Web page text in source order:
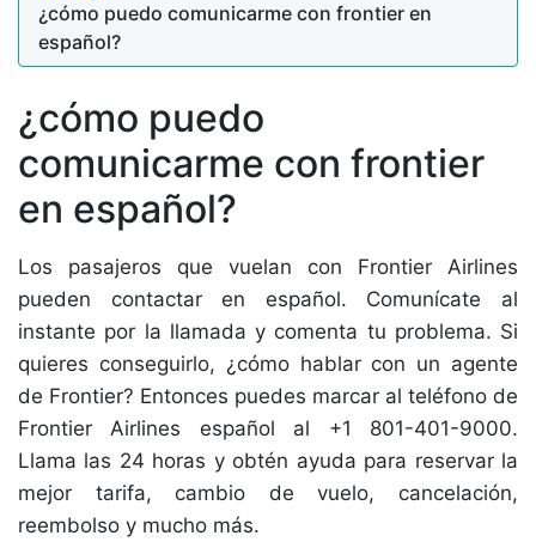
¿cómo puedo comunicarme con frontier en
español?
¿cómo puedo
comunicarme con frontier
en español?
Los pasajeros que vuelan con Frontier Airlines
pueden contactar en español. Comunícate al
instante por la llamada y comenta tu problema. Si
quieres conseguirlo, ¿cómo hablar con un agente
de Frontier? Entonces puedes marcar al teléfono de
Frontier Airlines español al +1 801-401-9000.
Llama las 24 horas y obtén ayuda para reservar la
mejor tarifa, cambio de vuelo, cancelación,
reembolso y mucho más.